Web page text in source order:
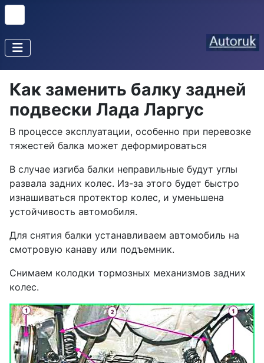
Как заменить балку задней
подвески Лада Ларгус
В процессе эксплуатации, особенно при перевозке
тяжестей балка может деформироваться
В случае изгиба балки неправильные будут углы
развала задних колес. Из-за этого будет быстро
изнашиваться протектор колес, и уменьшена
устойчивость автомобиля.
Для снятия балки устанавливаем автомобиль на
смотровую канаву или подъемник.
Снимаем колодки тормозных механизмов задних
колес.